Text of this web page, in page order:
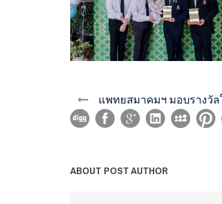
แพทยสมาคมฯ มอบรางวั
ABOUT POST AUTHOR